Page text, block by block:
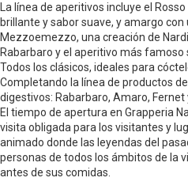
La línea de aperitivos incluye el
brillante y sabor suave, y amargo con
Mezzoemezzo, una creación de
Rabarbaro y el aperitivo más famoso
Todos los clásicos, ideales para
Completando la línea de productos
digestivos: Rabarbaro, Amaro, Fernet
El tiempo de apertura en Grapperia
visita obligada para los visitantes y
animado donde las leyendas del
personas de todos los ámbitos de la
antes de sus comidas.